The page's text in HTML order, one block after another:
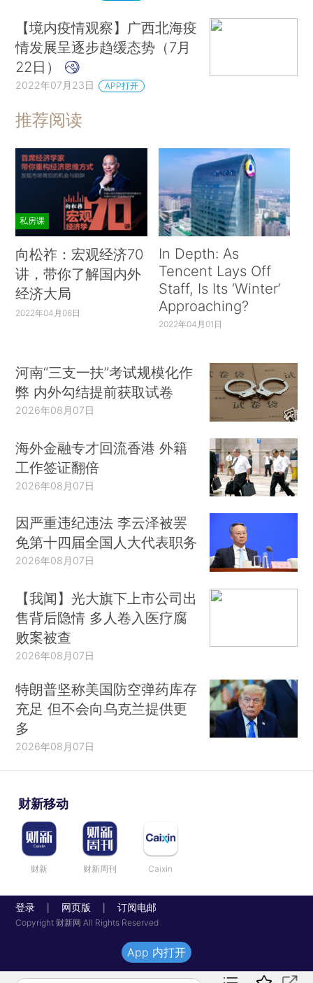
【境内疫情观察】广西北海疫
情发展呈逐步趋缓态势（7月
22日）
2022年07月23日 APP打开
推荐阅读
私房课
向松祚：宏观经济70
讲，带你了解国内外
经济大局
2022年04月06日
In Depth: As
Tencent Lays Off
Staff, Is Its ‘Winter’
Approaching?
2022年04月01日
河南“三支一扶”考试规模化作
弊 内外勾结提前获取试卷
2026年08月07日
海外金融专才回流香港 外籍
工作签证翻倍
2026年08月07日
因严重违纪违法 李云泽被罢
免第十四届全国人大代表职务
2026年08月07日
【我闻】光大旗下上市公司出
售背后隐情 多人卷入医疗腐
败案被查
2026年08月07日
特朗普坚称美国防空弹药库存
充足 但不会向乌克兰提供更
多
2026年08月07日
财新移动
财新 财新周刊 Caixin
登录 网页版 订阅电邮
Copyright 财新网 All Rights Reserved
App 内打开